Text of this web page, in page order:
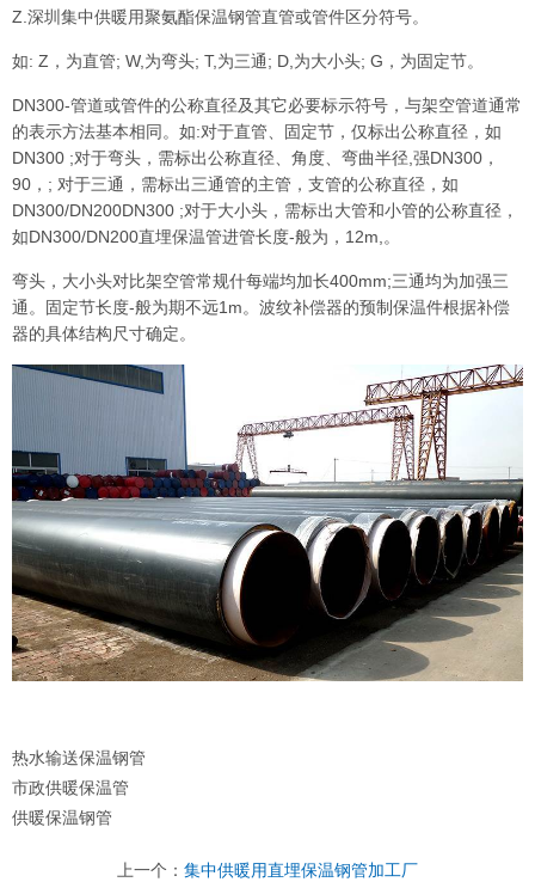
Z.深圳集中供暖用聚氨酯保温钢管直管或管件区分符号。
如: Z，为直管; W,为弯头; T,为三通; D,为大小头; G，为固定节。
DN300-管道或管件的公称直径及其它必要标示符号，与架空管道通常
的表示方法基本相同。如:对于直管、固定节，仅标出公称直径，如
DN300 ;对于弯头，需标出公称直径、角度、弯曲半径,强DN300，
90，; 对于三通，需标出三通管的主管，支管的公称直径，如
DN300/DN200DN300 ;对于大小头，需标出大管和小管的公称直径，
如DN300/DN200直埋保温管进管长度-般为，12m,。
弯头，大小头对比架空管常规什每端均加长400mm;三通均为加强三
通。固定节长度-般为期不远1m。波纹补偿器的预制保温件根据补偿
器的具体结构尺寸确定。
热水输送保温钢管
市政供暖保温管
供暖保温钢管
上一个： 集中供暖用直埋保温钢管加工厂